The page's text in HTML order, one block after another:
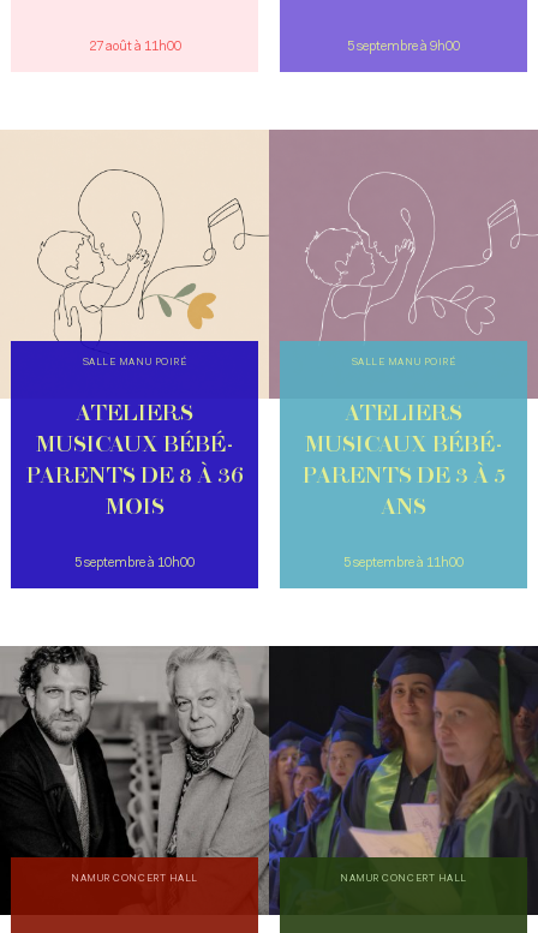
27 août à 11h00 5 septembre à 9h00
SALLE MANU POIRÉ
ATELIERS
MUSICAUX BÉBÉ-
PARENTS DE 8 À 36
MOIS
5 septembre à 10h00
SALLE MANU POIRÉ
ATELIERS
MUSICAUX BÉBÉ-
PARENTS DE 3 À 5
ANS
5 septembre à 11h00
NAMUR CONCERT HALL NAMUR CONCERT HALL